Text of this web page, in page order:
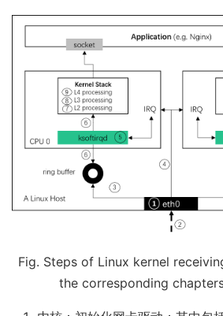
Fig. Steps of Linux kernel
the corresponding